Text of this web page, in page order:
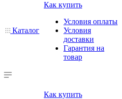
Каталог
Как купить
Условия оплаты
Условия
доставки
Гарантия на
товар
Как купить